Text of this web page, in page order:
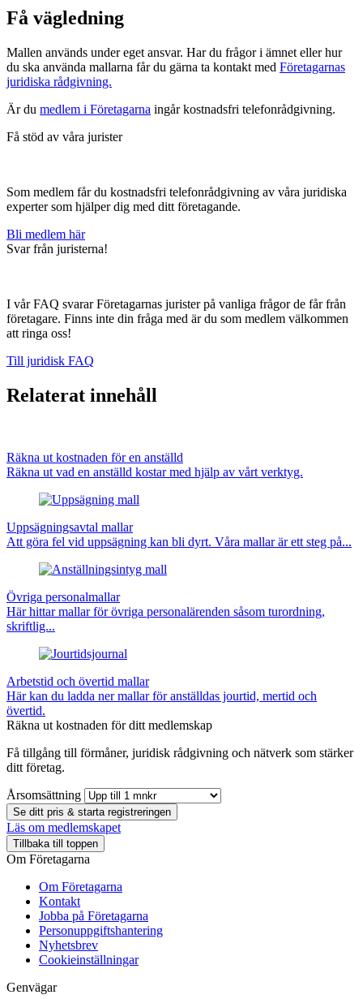
Få vägledning
Mallen används under eget ansvar. Har du frågor i ämnet eller hur
du ska använda mallarna får du gärna ta kontakt med Företagarnas
juridiska rådgivning.
Är du medlem i Företagarna ingår kostnadsfri telefonrådgivning.
Få stöd av våra jurister
Som medlem får du kostnadsfri telefonrådgivning av våra juridiska
experter som hjälper dig med ditt företagande.
Bli medlem här
Svar från juristerna!
I vår FAQ svarar Företagarnas jurister på vanliga frågor de får från
företagare. Finns inte din fråga med är du som medlem välkommen
att ringa oss!
Till juridisk FAQ
Relaterat innehåll
Räkna ut kostnaden för en anställd
Räkna ut vad en anställd kostar med hjälp av vårt verktyg.
Uppsägningsavtal mallar
Att göra fel vid uppsägning kan bli dyrt. Våra mallar är ett steg på...
Övriga personalmallar
Här hittar mallar för övriga personalärenden såsom turordning,
skriftlig...
Arbetstid och övertid mallar
Här kan du ladda ner mallar för anställdas jourtid, mertid och
övertid.
Räkna ut kostnaden för ditt medlemskap
Få tillgång till förmåner, juridisk rådgivning och nätverk som stärker
ditt företag.
Årsomsättning
Se ditt pris & starta registreringen
Läs om medlemskapet
Tillbaka till toppen
Om Företagarna
Om Företagarna
Kontakt
Jobba på Företagarna
Personuppgiftshantering
Nyhetsbrev
Cookieinställningar
Genvägar